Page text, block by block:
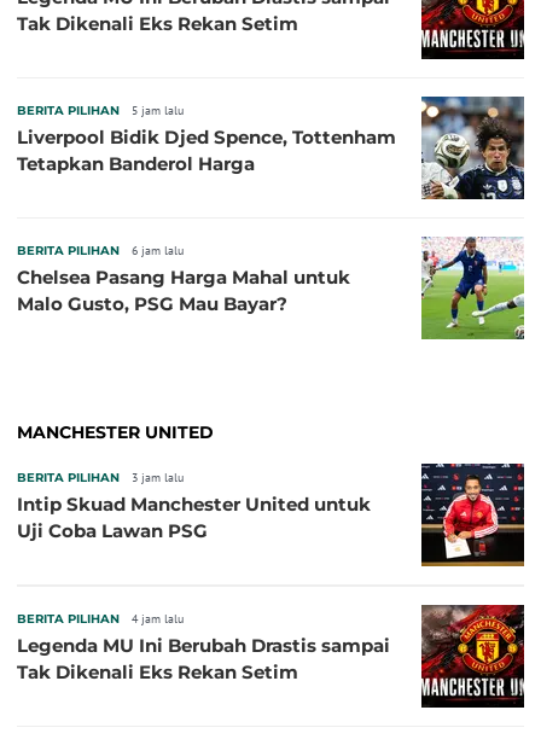
Tak Dikenali Eks Rekan Setim
BERITA PILIHAN 5 jam lalu
Liverpool Bidik Djed Spence, Tottenham
Tetapkan Banderol Harga
BERITA PILIHAN 6 jam lalu
Chelsea Pasang Harga Mahal untuk
Malo Gusto, PSG Mau Bayar?
MANCHESTER UNITED
BERITA PILIHAN 3 jam lalu
Intip Skuad Manchester United untuk
Uji Coba Lawan PSG
BERITA PILIHAN 4 jam lalu
Legenda MU Ini Berubah Drastis sampai
Tak Dikenali Eks Rekan Setim